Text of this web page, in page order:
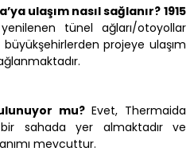
ulaşım nasıl sağlanır? 1915
tünel ağları/otoyollar
projeye ulaşım
mu?Evet, Thermaida
sahada yer almaktadır ve
mevcuttur.